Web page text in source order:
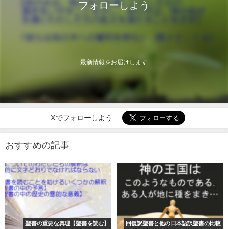
フォローしよう
最新情報をお届けします
Xでフォローしよう
おすすめの記事
聖書の重要な真理【聖書を読む】 回復訳聖書と他の日本語訳聖書の比較